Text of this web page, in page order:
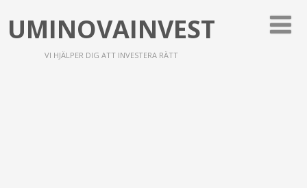
UMINOVAINVEST
VI HJÄLPER DIG ATT INVESTERA RÄTT